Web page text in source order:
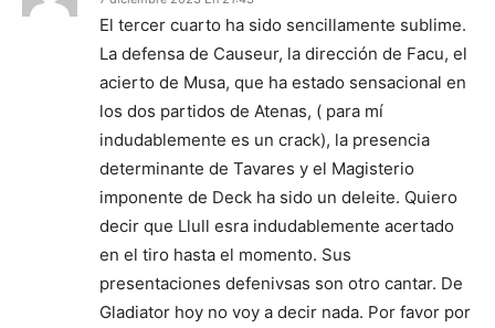
El tercer cuarto ha sido sencillamente sublime.
La defensa de Causeur, la dirección de Facu, el
acierto de Musa, que ha estado sensacional en
los dos partidos de Atenas, ( para mí
indudablemente es un crack), la presencia
determinante de Tavares y el Magisterio
imponente de Deck ha sido un deleite. Quiero
decir que Llull esra indudablemente acertado
en el tiro hasta el momento. Sus
presentaciones defenivsas son otro cantar. De
Gladiator hoy no voy a decir nada. Por favor por